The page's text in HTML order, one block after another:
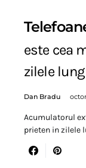
este cea
zilele
Dan Bradu
Acumulatorul
prieten in zilele